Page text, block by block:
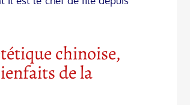
chinoise,
de la